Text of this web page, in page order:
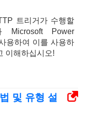
트리거가 수행할
Microsoft Power
용하여 이를 사용하
이해하십시오!
및 유형 설